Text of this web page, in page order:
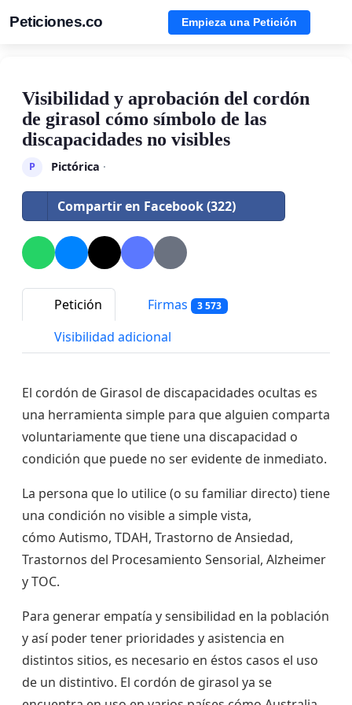
Peticiones.co Empieza una Petición
Visibilidad y aprobación del cordón
de girasol cómo símbolo de las
discapacidades no visibles
P Pictórica ·
Compartir en Facebook (322)
Petición Firmas 3 573
Visibilidad adicional
El cordón de Girasol de discapacidades ocultas es
una herramienta simple para que alguien comparta
voluntariamente que tiene una discapacidad o
condición que puede no ser evidente de inmediato.
La persona que lo utilice (o su familiar directo) tiene
una condición no visible a simple vista,
cómo Autismo, TDAH, Trastorno de Ansiedad,
Trastornos del Procesamiento Sensorial, Alzheimer
y TOC.
Para generar empatía y sensibilidad en la población
y así poder tener prioridades y asistencia en
distintos sitios, es necesario en éstos casos el uso
de un distintivo. El cordón de girasol ya se